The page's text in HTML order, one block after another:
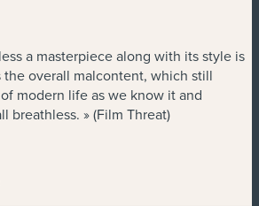
a masterpiece along with its style is
the overall malcontent, which still
modern life as we know it and
breathless. » (Film Threat)